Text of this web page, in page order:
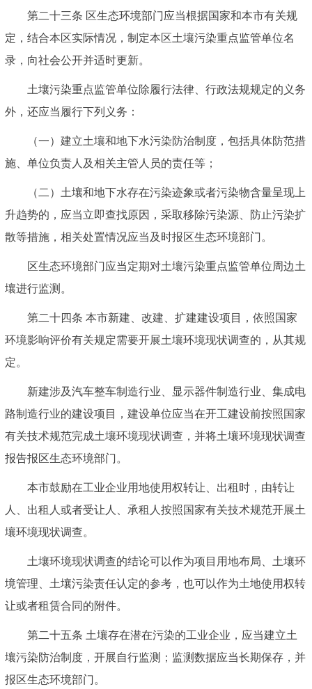
第二十三条 区生态环境部门应当根据国家和本市有关规
定，结合本区实际情况，制定本区土壤污染重点监管单位名
录，向社会公开并适时更新。
土壤污染重点监管单位除履行法律、行政法规规定的义务
外，还应当履行下列义务：
（一）建立土壤和地下水污染防治制度，包括具体防范措
施、单位负责人及相关主管人员的责任等；
（二）土壤和地下水存在污染迹象或者污染物含量呈现上
升趋势的，应当立即查找原因，采取移除污染源、防止污染扩
散等措施，相关处置情况应当及时报区生态环境部门。
区生态环境部门应当定期对土壤污染重点监管单位周边土
壤进行监测。
第二十四条 本市新建、改建、扩建建设项目，依照国家
环境影响评价有关规定需要开展土壤环境现状调查的，从其规
定。
新建涉及汽车整车制造行业、显示器件制造行业、集成电
路制造行业的建设项目，建设单位应当在开工建设前按照国家
有关技术规范完成土壤环境现状调查，并将土壤环境现状调查
报告报区生态环境部门。
本市鼓励在工业企业用地使用权转让、出租时，由转让
人、出租人或者受让人、承租人按照国家有关技术规范开展土
壤环境现状调查。
土壤环境现状调查的结论可以作为项目用地布局、土壤环
境管理、土壤污染责任认定的参考，也可以作为土地使用权转
让或者租赁合同的附件。
第二十五条 土壤存在潜在污染的工业企业，应当建立土
壤污染防治制度，开展自行监测；监测数据应当长期保存，并
报区生态环境部门。